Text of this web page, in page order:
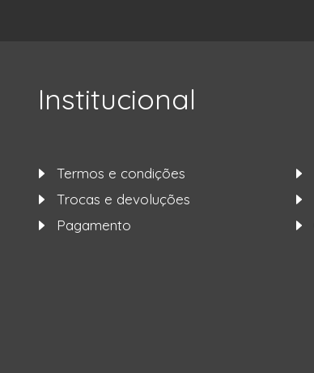
Institucional
Termos e condições
Trocas e devoluções
Pagamento